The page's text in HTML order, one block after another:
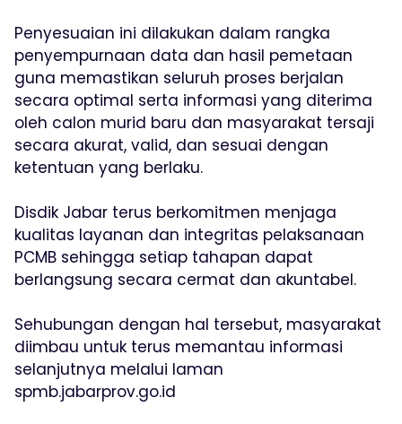
Penyesuaian ini dilakukan dalam rangka
penyempurnaan data dan hasil pemetaan
guna memastikan seluruh proses berjalan
secara optimal serta informasi yang diterima
oleh calon murid baru dan masyarakat tersaji
secara akurat, valid, dan sesuai dengan
ketentuan yang berlaku.
Disdik Jabar terus berkomitmen menjaga
kualitas layanan dan integritas pelaksanaan
PCMB sehingga setiap tahapan dapat
berlangsung secara cermat dan akuntabel.
Sehubungan dengan hal tersebut, masyarakat
diimbau untuk terus memantau informasi
selanjutnya melalui laman
spmb.jabarprov.go.id